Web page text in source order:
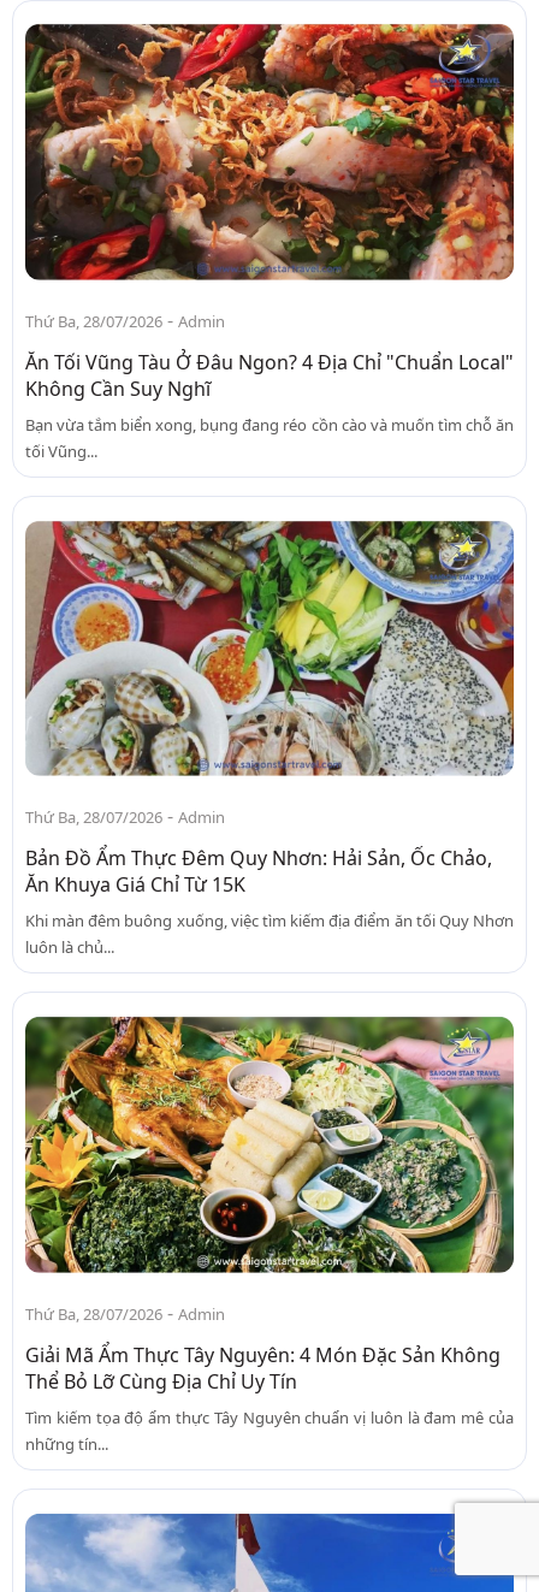
Thứ Ba, 28/07/2026 - Admin
Ăn Tối Vũng Tàu Ở Đâu Ngon? 4 Địa Chỉ "Chuẩn Local"
Không Cần Suy Nghĩ
Bạn vừa tắm biển xong, bụng đang réo cồn cào và muốn tìm chỗ ăn
tối Vũng...
Thứ Ba, 28/07/2026 - Admin
Bản Đồ Ẩm Thực Đêm Quy Nhơn: Hải Sản, Ốc Chảo,
Ăn Khuya Giá Chỉ Từ 15K
Khi màn đêm buông xuống, việc tìm kiếm địa điểm ăn tối Quy Nhơn
luôn là chủ...
Thứ Ba, 28/07/2026 - Admin
Giải Mã Ẩm Thực Tây Nguyên: 4 Món Đặc Sản Không
Thể Bỏ Lỡ Cùng Địa Chỉ Uy Tín
Tìm kiếm tọa độ ẩm thực Tây Nguyên chuẩn vị luôn là đam mê của
những tín...